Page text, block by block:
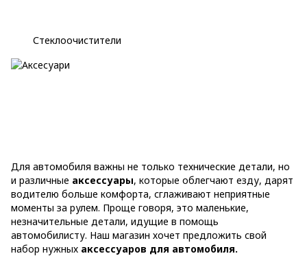
Для автомобиля важны не только технические детали, но
и различные аксессуары, которые облегчают езду, дарят
водителю больше комфорта, сглаживают неприятные
моменты за рулем. Проще говоря, это маленькие,
незначительные детали, идущие в помощь
автомобилисту. Наш магазин хочет предложить свой
набор нужных аксессуаров для автомобиля.
Стеклоочистители